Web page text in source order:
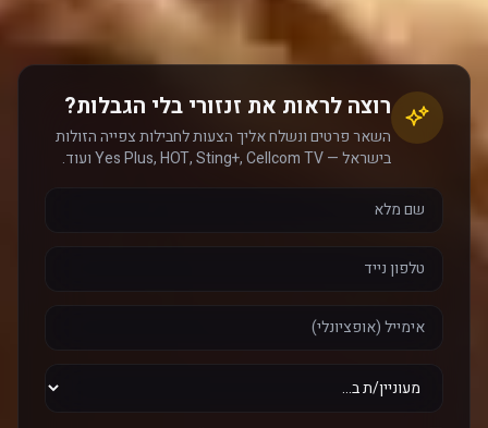
רוצה לראות את זנזורי בלי הגבלות?
השאר פרטים ונשלח אליך הצעות לחבילות צפייה הזולות
בישראל — Yes Plus, HOT, Sting+, Cellcom TV ועוד.